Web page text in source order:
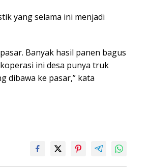
yang selama ini menjadi
Banyak hasil panen bagus
ini desa punya truk
dibawa ke pasar,” kata